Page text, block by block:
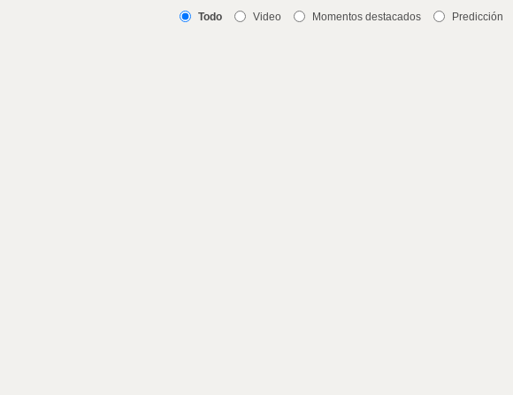
Todo Video Momentos destacados Predicción